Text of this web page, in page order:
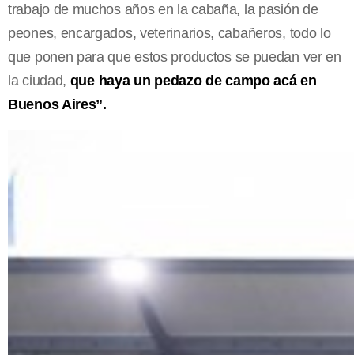
trabajo de muchos años en la cabaña, la pasión de
peones, encargados, veterinarios, cabañeros, todo lo
que ponen para que estos productos se puedan ver en
la ciudad, que haya un pedazo de campo acá en
Buenos Aires”.